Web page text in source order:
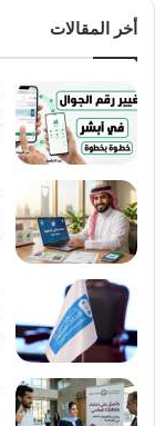
أخر المقالات